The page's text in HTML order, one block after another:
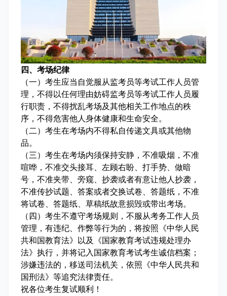
四、考场纪律
（一）考生应当自觉服从监考员等考试工作人员管
理，不得以任何理由妨碍监考员等考试工作人员履
行职责，不得扰乱考场及其他相关工作地点的秩
序，不得危害他人身体健康和生命安全。
（二）考生在考场内不得私自传递文具或其他物
品。
（三）考生在考场内须保持安静，不准吸烟，不准
喧哗，不准交头接耳、左顾右盼、打手势、做暗
号，不准夹带、旁窥、抄袭或者有意让他人抄袭，
不准传抄试题、答案或者交换试卷、答题纸，不准
将试卷、答题纸、草稿纸故意损毁或带出考场。
（四）考生不遵守考场规则，不服从考务工作人员
管理，有违纪、作弊等行为的，将按照《中华人民
共和国教育法》以及《国家教育考试违规处理办
法》执行，并将记入国家教育考试考生诚信档案；
涉嫌违法的，移送司法机关，依照《中华人民共和
国刑法》等追究法律责任。
祝各位考生复试顺利！